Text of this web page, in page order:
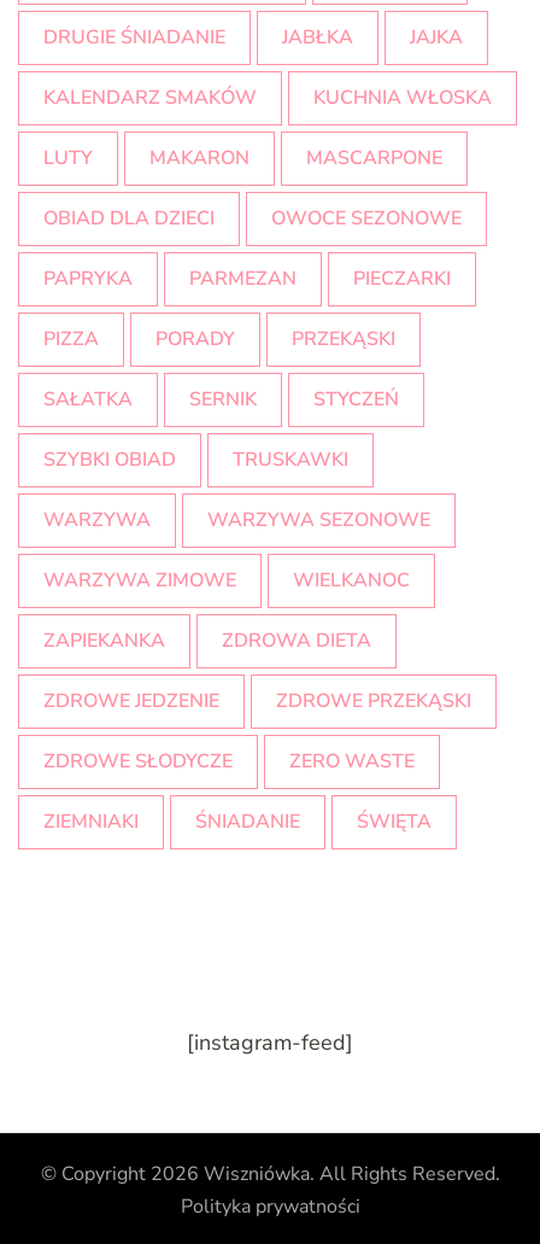
DRUGIE ŚNIADANIE JABŁKA JAJKA
KALENDARZ SMAKÓW KUCHNIA WŁOSKA
LUTY MAKARON MASCARPONE
OBIAD DLA DZIECI OWOCE SEZONOWE
PAPRYKA PARMEZAN PIECZARKI
PIZZA PORADY PRZEKĄSKI
SAŁATKA SERNIK STYCZEŃ
SZYBKI OBIAD TRUSKAWKI
WARZYWA WARZYWA SEZONOWE
WARZYWA ZIMOWE WIELKANOC
ZAPIEKANKA ZDROWA DIETA
ZDROWE JEDZENIE ZDROWE PRZEKĄSKI
ZDROWE SŁODYCZE ZERO WASTE
ZIEMNIAKI ŚNIADANIE ŚWIĘTA
[instagram-feed]
© Copyright 2026 Wiszniówka. All Rights Reserved.
Polityka prywatności